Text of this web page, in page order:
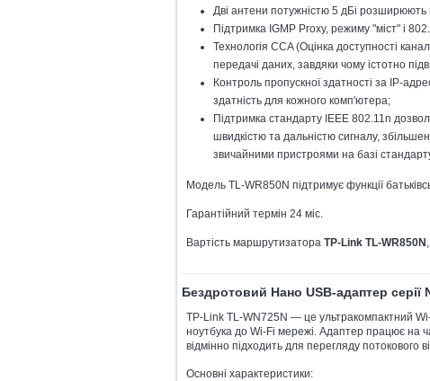
Дві антени потужністю 5 дБі
Підтримка IGMP Proxy, режиму "міст" і
Технологія CCA (Оцінка доступності
передачі даних, завдяки чому істотно
Контроль пропускної здатності за IP-
здатність для кожного комп'ютера;
Підтримка стандарту IEEE 802.11n
швидкістю та дальністю сигналу,
звичайними пристроями на базі
Модель TL-WR850N підтримує функції
Гарантійний термін 24 міс.
Вартість маршрутизатора TP-Link TL-WR850N
Бездротовий Нано USB-адаптер серії
TP-Link TL-WN725N — це ультракомпактний
ноутбука до Wi-Fi мережі. Адаптер працює на
відмінно підходить для перегляду потокового
Основні характеристики: